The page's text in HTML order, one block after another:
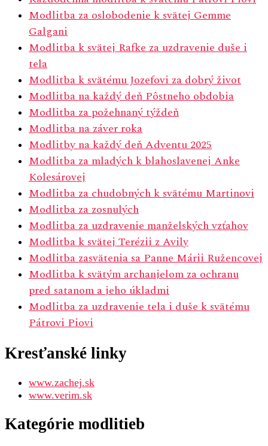
Modlitba za oslobodenie k svätej Gemme
Galgani
Modlitba k svätej Rafke za uzdravenie duše i
tela
Modlitba k svätému Jozefovi za dobrý život
Modlitba na každý deň Pôstneho obdobia
Modlitba za požehnaný týždeň
Modlitba na záver roka
Modlitby na každý deň Adventu 2025
Modlitba za mladých k blahoslavenej Anke
Kolesárovej
Modlitba za chudobných k svätému Martinovi
Modlitba za zosnulých
Modlitba za uzdravenie manželských vzťahov
Modlitba k svätej Terézii z Avily
Modlitba zasvätenia sa Panne Márii Ružencovej
Modlitba k svätým archanjelom za ochranu
pred satanom a jeho úkladmi
Modlitba za uzdravenie tela i duše k svätému
Pátrovi Piovi
Kresťanské linky
www.zachej.sk
www.verim.sk
Kategórie modlitieb